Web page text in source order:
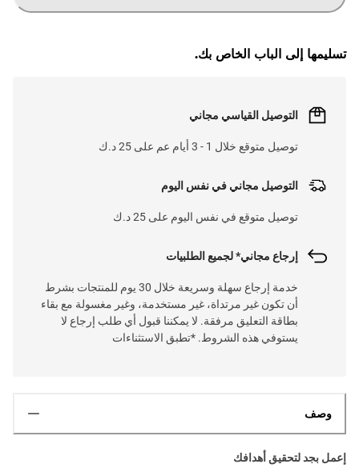
تسليمها إلى الباب الخاص بك.
التوصيل القياسي مجاني
توصيل متوقع خلال 1 - 3 أيام عم على 25 د.ك
التوصيل مجاني في نفس اليوم
توصيل متوقع في نفس اليوم على 25 د.ك
إرجاع مجاني* لجميع الطلبيات
خدمة إرجاع سهلة وسريعة خلال 30 يوم للمنتجات بشرط
أن تكون غير مرتداة، غير مستخدمة، وغير مغسولة مع بقاء
بطاقة التعليق مرفقة. لا يمكننا قبول أي طلب إرجاع لا
يستوفي هذه الشروط. *تطبق الاستثناءات
وصف
إعمل بجد لتحقيق أهدافك